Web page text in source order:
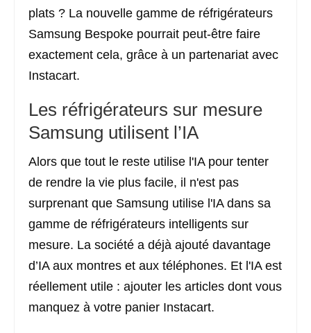
plats ? La nouvelle gamme de réfrigérateurs
Samsung Bespoke pourrait peut-être faire
exactement cela, grâce à un partenariat avec
Instacart.
Les réfrigérateurs sur mesure
Samsung utilisent l’IA
Alors que tout le reste utilise l'IA pour tenter
de rendre la vie plus facile, il n'est pas
surprenant que Samsung utilise l'IA dans sa
gamme de réfrigérateurs intelligents sur
mesure. La société a déjà ajouté davantage
d’IA aux montres et aux téléphones. Et l'IA est
réellement utile : ajouter les articles dont vous
manquez à votre panier Instacart.